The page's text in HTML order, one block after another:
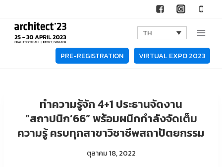
content
TH
PRE-REGISTRATION VIRTUAL EXPO 2023
ทำความรู้จัก 4+1 ประธานจัดงาน
“สถาปนิก’66” พร้อมผนึกกำลังจัดเต็ม
ความรู้ ครบทุกสาขาวิชาชีพสถาปัตยกรรม
ตุลาคม 18, 2022